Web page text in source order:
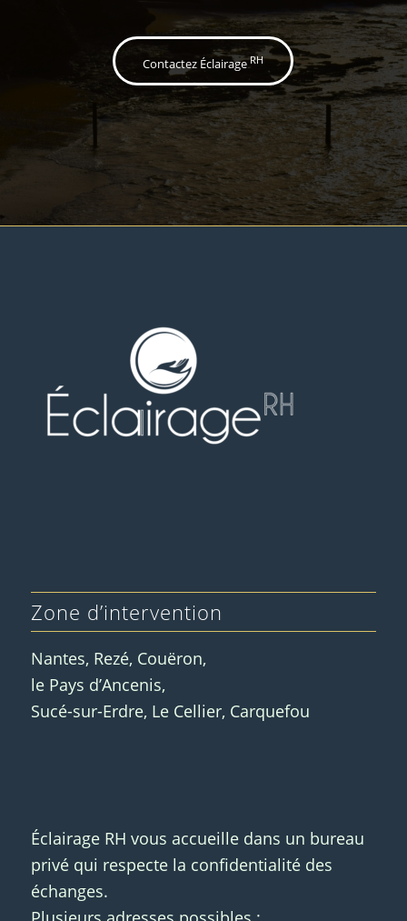
Contactez ÉclairageRH
Zone d’intervention
Nantes, Rezé, Couëron,
le Pays d’Ancenis,
Sucé-sur-Erdre, Le Cellier, Carquefou
Éclairage RH vous accueille dans un bureau
privé qui respecte la confidentialité des
échanges.